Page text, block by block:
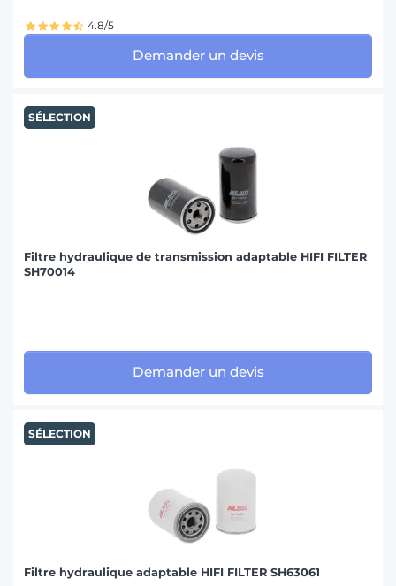
4.8/5
Demander un devis
SÉLECTION
Filtre hydraulique de transmission adaptable HIFI FILTER
SH70014
Demander un devis
SÉLECTION
Filtre hydraulique adaptable HIFI FILTER SH63061